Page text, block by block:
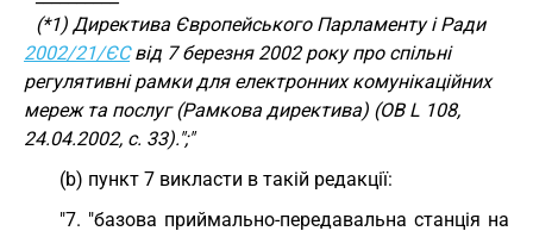
(*1) Директива Європейського Парламенту і Ради
2002/21/ЄСвід 7 березня 2002 року про спільні
регулятивні рамки для електронних комунікаційних
мереж та послуг (Рамкова директива) (ОВ L 108,
24.04.2002, с. 33).";"
(b) пункт 7 викласти в такій редакції:
"7. "базова приймально-передавальна станція на